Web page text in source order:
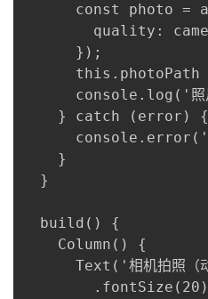
const photo =
quality:
      });
this.photoPath
console.log('照
    } catch (error) {
console.error('
    }
  }
  build() {
    Column() {
Text('相机拍照（
        .fontSize(20)